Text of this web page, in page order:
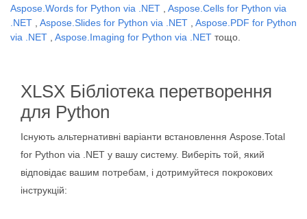
Aspose.Words for Python via .NET
Aspose.Cells for Python via
.NET
Aspose.Slides for Python via .NET
Aspose.PDF for Python
via .NET
Aspose.Imaging for Python via .NET тощо.
XLSX Бібліотека перетворення
для Python
Існують альтернативні варіанти встановлення Aspose.Total
for Python via .NET у вашу систему. Виберіть той, який
відповідає вашим потребам, і дотримуйтеся покрокових
інструкцій: